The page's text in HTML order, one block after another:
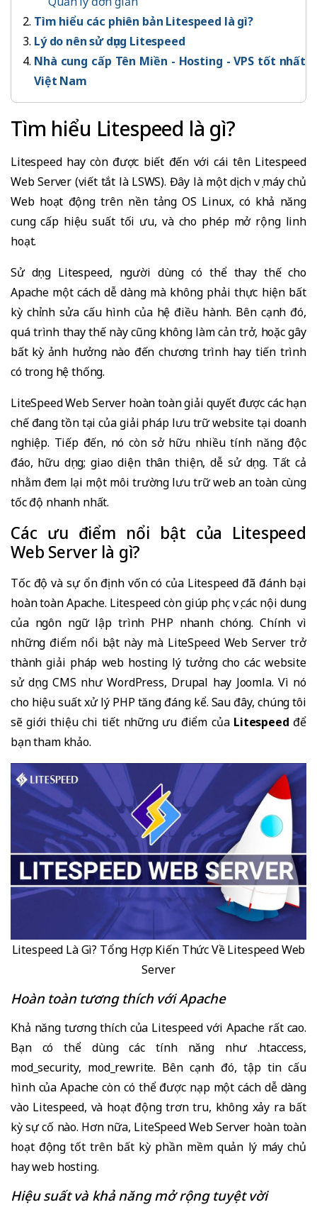
Tìm hiểu các phiên bản Litespeed là gì?
Lý do nên sử dụng Litespeed
Nhà cung cấp Tên Miền - Hosting - VPS tốt nhất
Việt Nam
Tìm hiểu Litespeed là gì?
Litespeed hay còn được biết đến với cái tên Litespeed
Web Server (viết tắt là LSWS). Đây là một dịch vụ máy chủ
Web hoạt động trên nền tảng OS Linux, có khả năng
cung cấp hiệu suất tối ưu, và cho phép mở rộng linh
hoạt.
Sử dụng Litespeed, người dùng có thể thay thế cho
Apache một cách dễ dàng mà không phải thực hiện bất
kỳ chỉnh sửa cấu hình của hệ điều hành. Bên cạnh đó,
quá trình thay thế này cũng không làm cản trở, hoặc gây
bất kỳ ảnh hưởng nào đến chương trình hay tiến trình
có trong hệ thống.
LiteSpeed Web Server hoàn toàn giải quyết được các hạn
chế đang tồn tại của giải pháp lưu trữ website tại doanh
nghiệp. Tiếp đến, nó còn sở hữu nhiều tính năng độc
đáo, hữu dụng; giao diện thân thiện, dễ sử dụng. Tất cả
nhằm đem lại một môi trường lưu trữ web an toàn cùng
tốc độ nhanh nhất.
Các ưu điểm nổi bật của Litespeed
Web Server là gì?
Tốc độ và sự ổn định vốn có của Litespeed đã đánh bại
hoàn toàn Apache. Litespeed còn giúp phục vụ các nội dung
của ngôn ngữ lập trình PHP nhanh chóng. Chính vì
những điểm nổi bật này mà LiteSpeed Web Server trở
thành giải pháp web hosting lý tưởng cho các website
sử dụng CMS như WordPress, Drupal hay Joomla. Vì nó
cho hiệu suất xử lý PHP tăng đáng kể. Sau đây, chúng tôi
sẽ giới thiệu chi tiết những ưu điểm của Litespeed để
bạn tham khảo.
Litespeed Là Gì? Tổng Hợp Kiến Thức Về Litespeed Web
Server
Hoàn toàn tương thích với Apache
Khả năng tương thích của Litespeed với Apache rất cao.
Bạn có thể dùng các tính năng như .htaccess,
mod_security, mod_rewrite. Bên cạnh đó, tập tin cấu
hình của Apache còn có thể được nạp một cách dễ dàng
vào Litespeed, và hoạt động trơn tru, không xảy ra bất
kỳ sự cố nào. Hơn nữa, LiteSpeed Web Server hoàn toàn
hoạt động tốt trên bất kỳ phần mềm quản lý máy chủ
hay web hosting.
Hiệu suất và khả năng mở rộng tuyệt vời